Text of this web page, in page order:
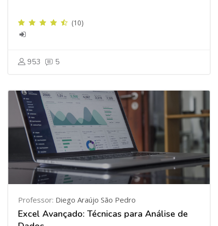
(10)
953 5
Professor: Diego Araújo São Pedro
Excel Avançado: Técnicas para Análise de